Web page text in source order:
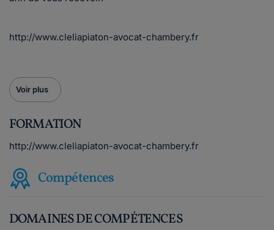
http://www.cleliapiaton-avocat-chambery.fr
Voir plus
FORMATION
http://www.cleliapiaton-avocat-chambery.fr
Compétences
DOMAINES DE COMPÉTENCES